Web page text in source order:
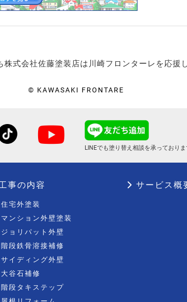
株式会社佐藤塗装店は川崎フロンターレを応援
© KAWASAKI FRONTARE
LINEでも塗り替え相談を承っておりま
事の内容
住宅外塗装
マンション外壁塗装
ジョリパット外壁
階段鉄骨溶接補修
サイディング外壁
大谷石補修
階段タキステップ
サービス概